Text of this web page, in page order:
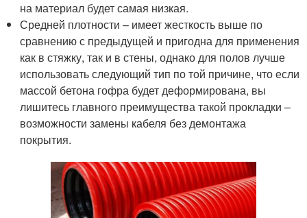
на материал будет самая низкая.
Средней плотности – имеет жесткость выше по
сравнению с предыдущей и пригодна для применения
как в стяжку, так и в стены, однако для полов лучше
использовать следующий тип по той причине, что если
массой бетона гофра будет деформирована, вы
лишитесь главного преимущества такой прокладки –
возможности замены кабеля без демонтажа
покрытия.